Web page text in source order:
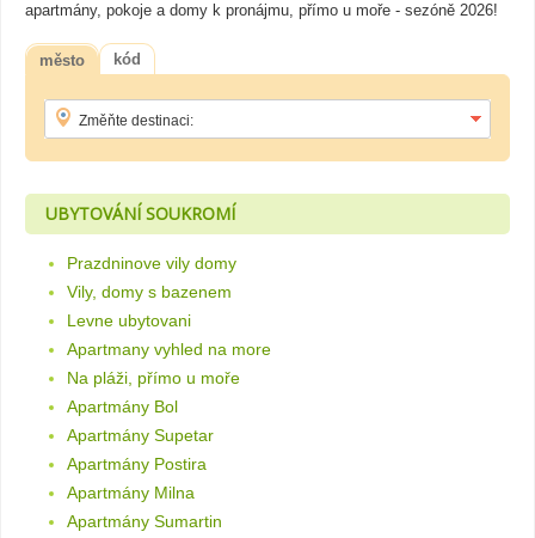
apartmány, pokoje a domy k pronájmu, přímo u moře - sezóně 2026!
město kód
UBYTOVÁNÍ SOUKROMÍ
Prazdninove vily domy
Vily, domy s bazenem
Levne ubytovani
Apartmany vyhled na more
Na pláži, přímo u moře
Apartmány Bol
Apartmány Supetar
Apartmány Postira
Apartmány Milna
Apartmány Sumartin